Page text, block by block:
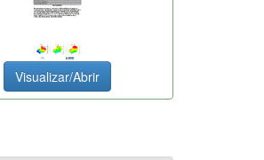
Visualizar/Abrir